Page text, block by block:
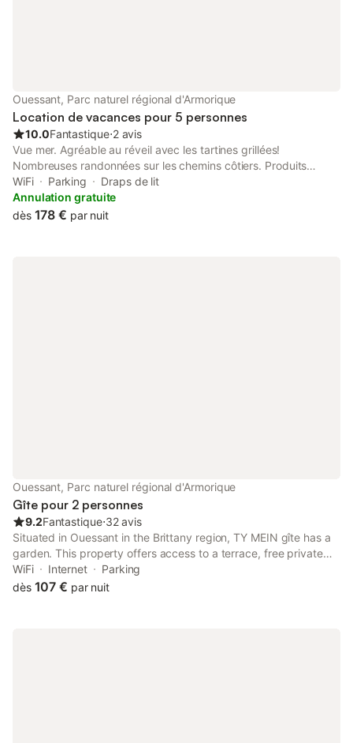
Ouessant, Parc naturel régional d'Armorique
Location de vacances pour 5 personnes
10.0Fantastique⋅2 avis
Vue mer. Agréable au réveil avec les tartines grillées!
Nombreuses randonnées sur les chemins côtiers. Produits
locaux, poissons frais, légumes bios et fromages fabriqués sur
place.Vive les vacances😎
WiFi Parking
Draps de lit
Annulation gratuite
dès 178 € par nuit
Ouessant, Parc naturel régional d'Armorique
Gîte pour 2 personnes
9.2Fantastique⋅32 avis
Situated in Ouessant in the Brittany region, TY MEIN gîte has a
garden. This property offers access to a terrace, free private
parking and free WiFi.
WiFi Internet
Parking
dès 107 € par nuit